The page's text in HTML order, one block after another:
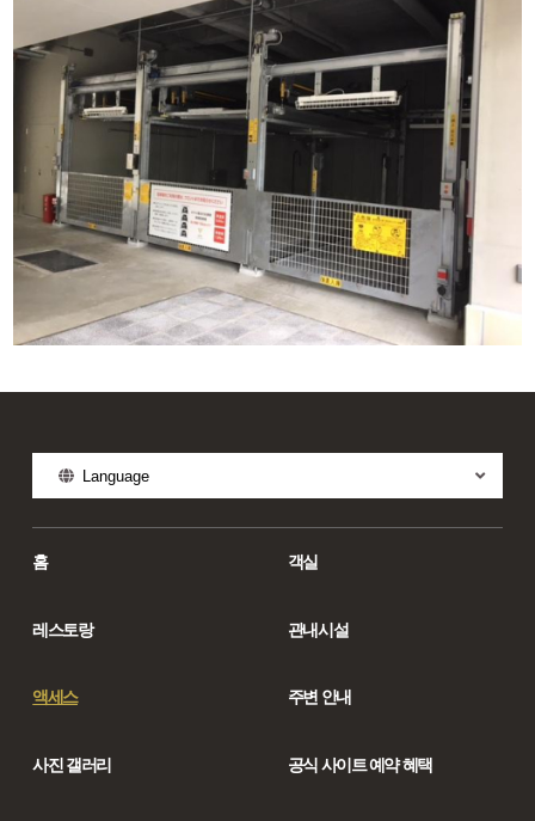
Language
홈 객실
레스토랑 관내시설
액세스 주변 안내
사진 갤러리 공식 사이트 예약 혜택